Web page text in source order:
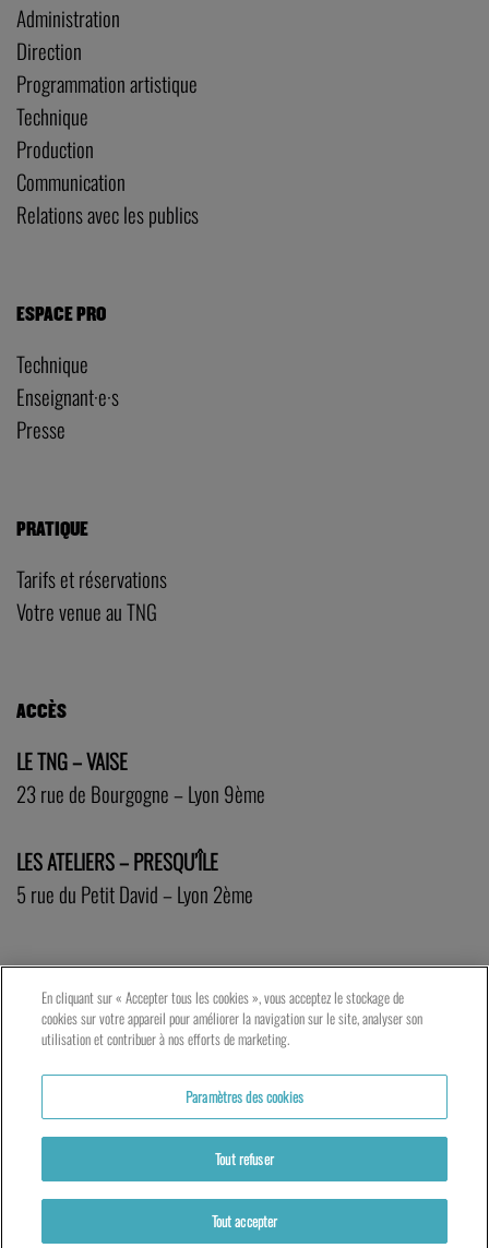
Administration
Direction
Programmation artistique
Technique
Production
Communication
Relations avec les publics
ESPACE PRO
Technique
Enseignant·e·s
Presse
PRATIQUE
Tarifs et réservations
Votre venue au TNG
ACCÈS
LE TNG – VAISE
23 rue de Bourgogne – Lyon 9ème
LES ATELIERS – PRESQU’ÎLE
5 rue du Petit David – Lyon 2ème
Mentions légales
En cliquant sur « Accepter tous les cookies », vous acceptez le stockage de
cookies sur votre appareil pour améliorer la navigation sur le site, analyser son
utilisation et contribuer à nos efforts de marketing.
Paramètres des cookies
Tout refuser
Tout accepter